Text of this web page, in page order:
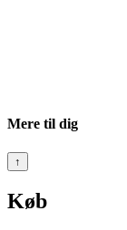
Mere til dig
↑
Køb